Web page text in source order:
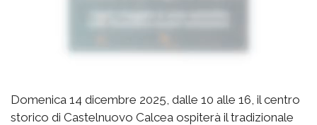
Domenica 14 dicembre 2025, dalle 10 alle 16, il centro
storico di Castelnuovo Calcea ospiterà il tradizionale